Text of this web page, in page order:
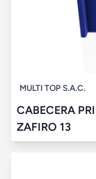
MULTI TOP S.A.C.
CABECERA
ZAFIRO 13